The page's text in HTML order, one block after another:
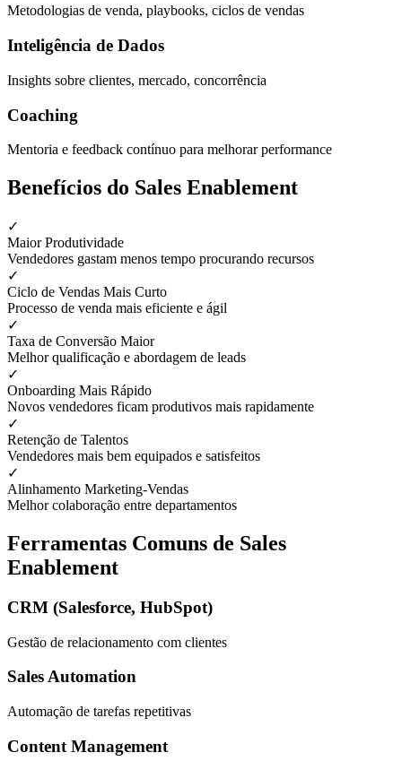
Metodologias de venda, playbooks, ciclos de vendas
Inteligência de Dados
Insights sobre clientes, mercado, concorrência
Coaching
Mentoria e feedback contínuo para melhorar performance
Benefícios do Sales Enablement
✓
Maior Produtividade
Vendedores gastam menos tempo procurando recursos
✓
Ciclo de Vendas Mais Curto
Processo de venda mais eficiente e ágil
✓
Taxa de Conversão Maior
Melhor qualificação e abordagem de leads
✓
Onboarding Mais Rápido
Novos vendedores ficam produtivos mais rapidamente
✓
Retenção de Talentos
Vendedores mais bem equipados e satisfeitos
✓
Alinhamento Marketing-Vendas
Melhor colaboração entre departamentos
Ferramentas Comuns de Sales
Enablement
CRM (Salesforce, HubSpot)
Gestão de relacionamento com clientes
Sales Automation
Automação de tarefas repetitivas
Content Management